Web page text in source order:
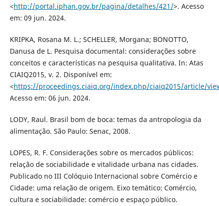
<http://portal.iphan.gov.br/pagina/detalhes/421/>. Acesso
em: 09 jun. 2024.
KRIPKA, Rosana M. L.; SCHELLER, Morgana; BONOTTO,
Danusa de L. Pesquisa documental: considerações sobre
conceitos e características na pesquisa qualitativa. In: Atas
CIAIQ2015, v. 2. Disponível em:
<https://proceedings.ciaiq.org/index.php/ciaiq2015/article/
Acesso em: 06 jun. 2024.
LODY, Raul. Brasil bom de boca: temas da antropologia da
alimentação. São Paulo: Senac, 2008.
LOPES, R. F. Considerações sobre os mercados públicos:
relação de sociabilidade e vitalidade urbana nas cidades.
Publicado no III Colóquio Internacional sobre Comércio e
Cidade: uma relação de origem. Eixo temático: Comércio,
cultura e sociabilidade: comércio e espaço público.